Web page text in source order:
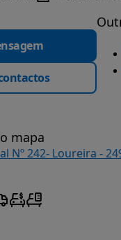
mapa
Nº 242- Loureira -